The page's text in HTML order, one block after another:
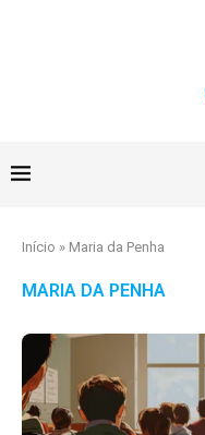
Início » Maria da Penha
MARIA DA PENHA